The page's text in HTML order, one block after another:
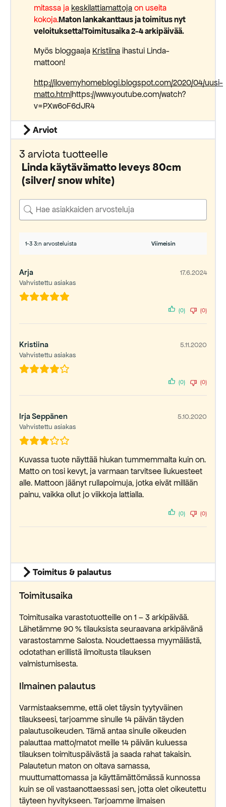
mitassa ja keskilattiamattoja on useita
kokoja.Maton lankakanttaus ja toimitus nyt
veloituksetta!Toimitusaika 2-4 arkipäivää.
Myös bloggaaja Kristiina ihastui Linda-
mattoon!
http://ilovemyhomeblogi.blogspot.com/2020/04/uusi-
matto.htmlhttps://www.youtube.com/watch?
v=PXw6oF6dJR4
Arviot
3 arviota tuotteelle
Linda käytävämatto leveys 80cm
(silver/ snow white)
1-3 3:n arvosteluista
Arja
Vahvistettu asiakas
17.6.2024
(0) (0)
Kristiina
Vahvistettu asiakas
5.11.2020
(0) (0)
Irja Seppänen
Vahvistettu asiakas
5.10.2020
Kuvassa tuote näyttää hiukan tummemmalta kuin on.
Matto on tosi kevyt, ja varmaan tarvitsee liukuesteet
alle. Mattoon jäänyt rullapoimuja, jotka eivät millään
painu, vaikka ollut jo viikkoja lattialla.
(0) (0)
Toimitus & palautus
Toimitusaika
Toimitusaika varastotuotteille on 1 – 3 arkipäivää.
Lähetämme 90 % tilauksista seuraavana arkipäivänä
varastostamme Salosta. Noudettaessa myymälästä,
odotathan erillistä ilmoitusta tilauksen
valmistumisesta.
Ilmainen palautus
Varmistaaksemme, että olet täysin tyytyväinen
tilaukseesi, tarjoamme sinulle 14 päivän täyden
palautusoikeuden. Tämä antaa sinulle oikeuden
palauttaa matto/matot meille 14 päivän kuluessa
tilauksen toimituspäivästä ja saada rahat takaisin.
Palautetun maton on oltava samassa,
muuttumattomassa ja käyttämättömässä kunnossa
kuin se oli vastaanottaessasi sen, jotta olet oikeutettu
täyteen hyvitykseen. Tarjoamme ilmaisen